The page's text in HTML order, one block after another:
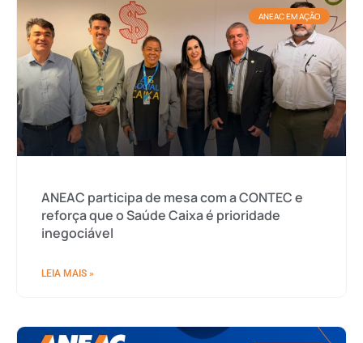
ANEAC EM AÇÃO
ANEAC participa de mesa com a CONTEC e
reforça que o Saúde Caixa é prioridade
inegociável
LEIA MAIS »